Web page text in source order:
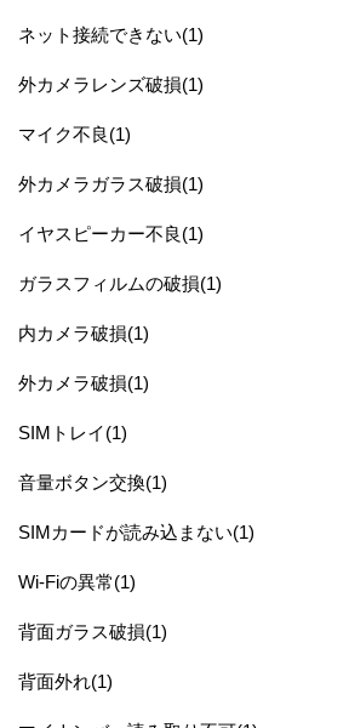
ネット接続できない(1)
外カメラレンズ破損(1)
マイク不良(1)
外カメラガラス破損(1)
イヤスピーカー不良(1)
ガラスフィルムの破損(1)
内カメラ破損(1)
外カメラ破損(1)
SIMトレイ(1)
音量ボタン交換(1)
SIMカードが読み込まない(1)
Wi-Fiの異常(1)
背面ガラス破損(1)
背面外れ(1)